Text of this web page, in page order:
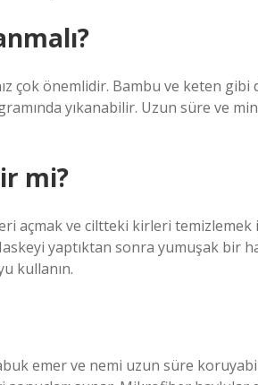
çok önemlidir. Bambu ve keten
yıkanabilir. Uzun süre ve
mi?
açmak ve ciltteki kirleri temizlemek
yaptıktan sonra yumuşak bir
kullanın.
emer ve nemi uzun süre